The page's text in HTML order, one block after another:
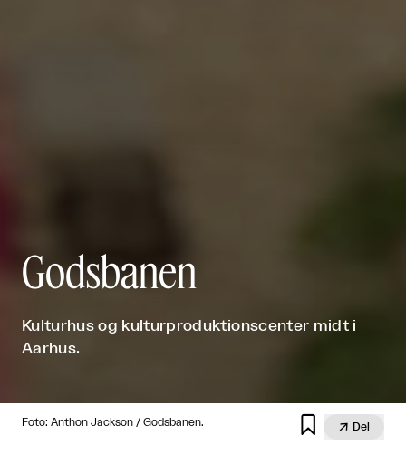
Godsbanen
Kulturhus og kulturproduktionscenter midt i
Aarhus.
Foto: Anthon Jackson / Godsbanen.   Del